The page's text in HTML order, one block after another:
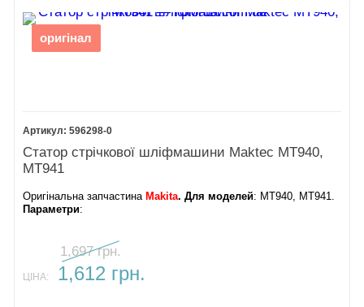
оригінал
596298-0
Статор стрічкової шліфмашини Maktec MT940,
MT941
Оригінальна запчастина Makita. Для моделей: MT940, MT941.
Параметри:
1,697 грн.
ЦІНА: 1,612 грн.